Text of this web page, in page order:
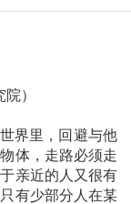
）
界里，回避与他
体，走路必须走
亲近的人又很有
有少部分人在某